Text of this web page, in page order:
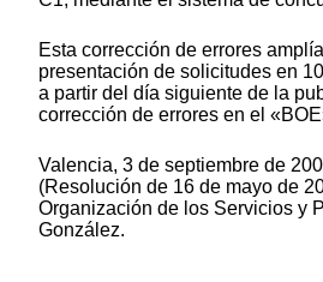
Esta corrección de errores
presentación de solicitudes en
a partir del día siguiente de la
corrección de errores en el
Valencia, 3 de septiembre de
(Resolución de 16 de mayo de
Organización de los Servicios y
González.